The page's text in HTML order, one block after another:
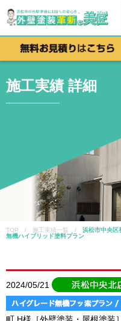
施工実績 詳細
TOP / 施工実績一覧 / 浜松市中央
無機ハイブリッド塗料プラン
2024/05/21
町 H様［外壁塗装・屋根塗装